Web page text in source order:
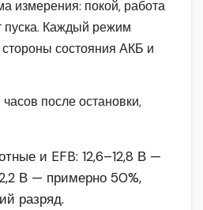
измерения: покой, работа
пуска. Каждый режим
состояния АКБ и
после остановки,
и EFB: 12,6–12,8 В —
В — примерно 50%,
разряд.